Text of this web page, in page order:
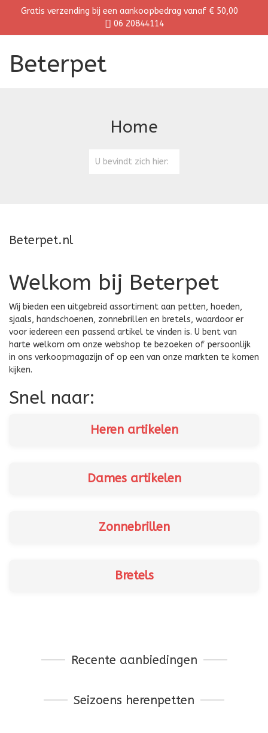
Gratis verzending bij een aankoopbedrag vanaf € 50,00
06 20844114
Beterpet
Home
U bevindt zich hier:
Beterpet.nl
Welkom bij Beterpet
Wij bieden een uitgebreid assortiment aan petten, hoeden,
sjaals, handschoenen, zonnebrillen en bretels, waardoor er
voor iedereen een passend artikel te vinden is. U bent van
harte welkom om onze webshop te bezoeken of persoonlijk
in ons verkoopmagazijn of op een van onze markten te komen
kijken.
Snel naar:
Heren artikelen
Dames artikelen
Zonnebrillen
Bretels
Recente aanbiedingen
Seizoens herenpetten